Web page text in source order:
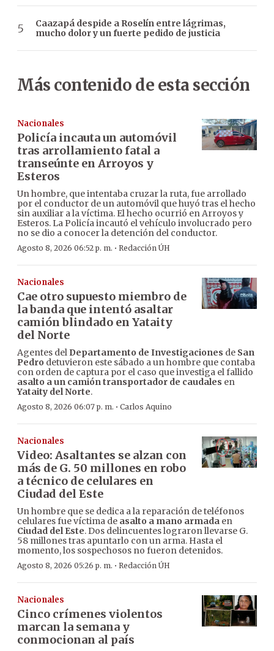
Caazapá despide a Roselín entre lágrimas,
mucho dolor y un fuerte pedido de justicia
Más contenido de esta sección
Nacionales
Policía incauta un automóvil
tras arrollamiento fatal a
transeúnte en Arroyos y
Esteros
Un hombre, que intentaba cruzar la ruta, fue arrollado
por el conductor de un automóvil que huyó tras el hecho
sin auxiliar a la víctima. El hecho ocurrió en Arroyos y
Esteros. La Policía incautó el vehículo involucrado pero
no se dio a conocer la detención del conductor.
Agosto 8, 2026 06:52 p. m. · Redacción ÚH
Nacionales
Cae otro supuesto miembro de
la banda que intentó asaltar
camión blindado en Yataity
del Norte
Agentes del Departamento de Investigaciones de San
Pedro detuvieron este sábado a un hombre que contaba
con orden de captura por el caso que investiga el fallido
asalto a un camión transportador de caudales en
Yataity del Norte.
Agosto 8, 2026 06:07 p. m. · Carlos Aquino
Nacionales
Video: Asaltantes se alzan con
más de G. 50 millones en robo
a técnico de celulares en
Ciudad del Este
Un hombre que se dedica a la reparación de teléfonos
celulares fue víctima de asalto a mano armada en
Ciudad del Este. Dos delincuentes lograron llevarse G.
58 millones tras apuntarlo con un arma. Hasta el
momento, los sospechosos no fueron detenidos.
Agosto 8, 2026 05:26 p. m. · Redacción ÚH
Nacionales
Cinco crímenes violentos
marcan la semana y
conmocionan al país